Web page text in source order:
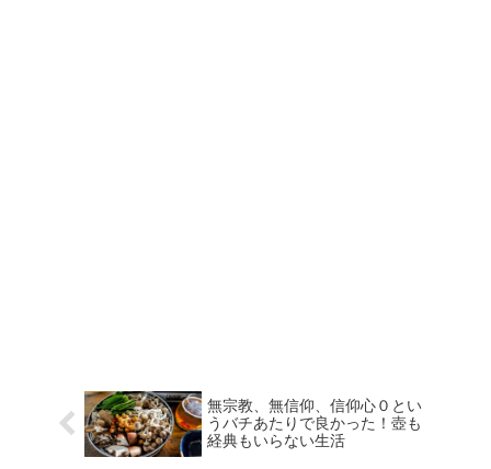
無宗教、無信仰、信仰心０とい
うバチあたりで良かった！壺も
経典もいらない生活